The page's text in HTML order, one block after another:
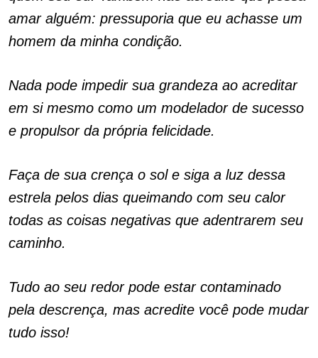
amar alguém: pressuporia que eu achasse um
homem da minha condição.
Nada pode impedir sua grandeza ao acreditar
em si mesmo como um modelador de sucesso
e propulsor da própria felicidade.
Faça de sua crença o sol e siga a luz dessa
estrela pelos dias queimando com seu calor
todas as coisas negativas que adentrarem seu
caminho.
Tudo ao seu redor pode estar contaminado
pela descrença, mas acredite você pode mudar
tudo isso!